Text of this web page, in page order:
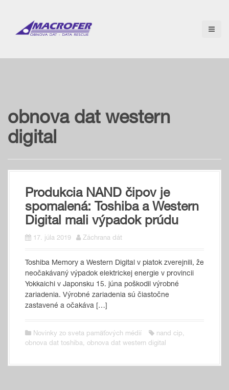
o
obnova dat western
digital
Produkcia NAND čipov je
spomalená: Toshiba a Western
Digital mali výpadok prúdu
17. júla 2019 Záchrana dát
Toshiba Memory a Western Digital v piatok zverejnili, že
neočakávaný výpadok elektrickej energie v provincii
Yokkaichi v Japonsku 15. júna poškodil výrobné
zariadenia. Výrobné zariadenia sú čiastočne
zastavené a očakáva […]
Novinky zo sveta pamäťových médií nand cip,
obnova dat toshiba, obnova dat western digital